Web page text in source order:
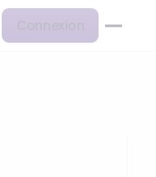
Connexion